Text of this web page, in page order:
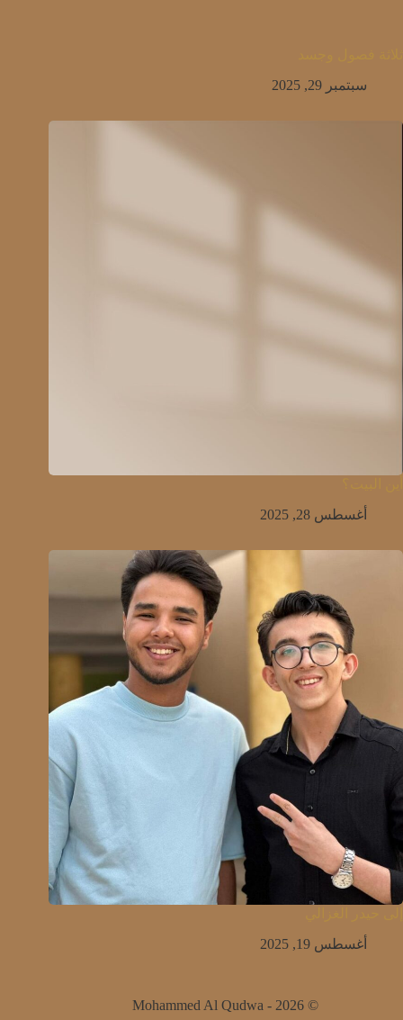
سبتمبر 29, 2025
أغسطس 28, 2025
أغسطس 19, 2025
© 2026 - Mohammed Al Qudwa